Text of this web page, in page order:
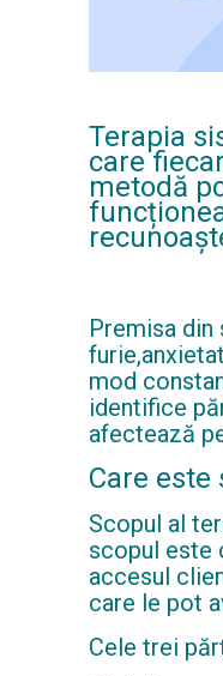
Terapia
care
metodă
Premisa
mod
identifice
afectează
Care este
Scopul al
scopul este
accesul
care le pot
Cele trei